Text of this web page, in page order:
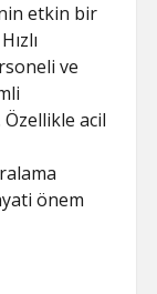
etkin bir
ve
Özellikle acil
önem